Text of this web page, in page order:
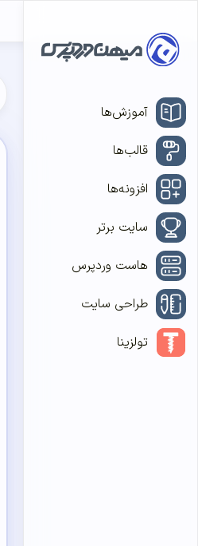
آموزش‌ها
قالب‌ها
افزونه‌ها
سایت برتر
هاست وردپرس
طراحی سایت
تولزینا